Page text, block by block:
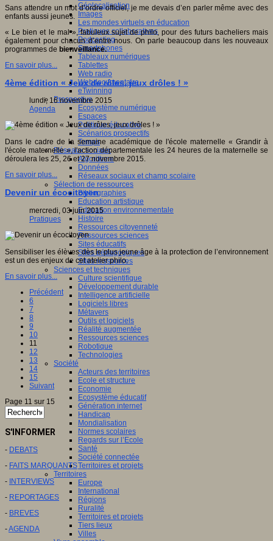
Géolocalisation
Images
Les mondes virtuels en éducation
Pratiques collaboratives
Podcasting
Smartphones
Tableaux numériques
Tablettes
Web radio
Webdocumentaire
eTwinning
Prospective
Ecosystème numérique
Espaces
Politique éducative
Scénarios prospectifs
Temps
Réseaux sociaux
Algorithme
Données
Réseaux sociaux et champ scolaire
Sélection de ressources
Bibliographies
Education artistique
Education environnementale
Histoire
Ressources citoyenneté
Ressources sciences
Sites éducatifs
Sites pédagogiques
Sites ressources
Sciences et techniques
Culture scientifique
Développement durable
Intelligence artificielle
Logiciels libres
Métavers
Outils et logiciels
Réalité augmentée
Ressources sciences
Robotique
Technologies
Société
Acteurs des territoires
Ecole et structure
Economie
Ecosystème éducatif
Génération internet
Handicap
Mondialisation
Normes scolaires
Regards sur l’Ecole
Santé
Société connectée
Territoires et projets
Territoires
Europe
International
Régions
Ruralité
Territoires et projets
Tiers lieux
Villes
Sans attendre un mot d’ordre officiel, je me devais d’en parler même avec des
enfants aussi jeunes.
« Le bien et le mal », fabuleux sujet de philo, pour des futurs bacheliers mais
également pour chacun d’entre nous. On parle beaucoup dans les nouveaux
programmes de bienveillance.
En savoir plus...
4ème édition « Jeux de rôles, jeux drôles ! »
lundi, 16 novembre 2015
Agenda
Dans le cadre de la semaine académique de l'école maternelle « Grandir à
l'école maternelle », l'action départementale les 24 heures de la maternelle se
déroulera les 25, 26 et 27 novembre 2015.
En savoir plus...
Devenir un écocitoyen
mercredi, 03 juin 2015
Pratiques
Sensibiliser les élèves dès le plus jeune âge à la protection de l’environnement
est un des enjeux de cet atelier philo.
En savoir plus...
Précédent
6
7
8
9
10
11
12
13
14
15
Suivant
Page 11 sur 15
S'INFORMER
- DEBATS
- FAITS MARQUANTS
- INTERVIEWS
- REPORTAGES
- BREVES
-AGENDA